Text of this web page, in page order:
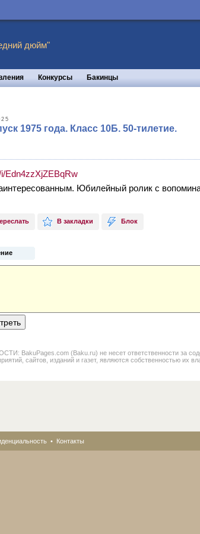
дюйм"
Конкурсы Бакинцы
1975 года. Класс 10Б. 50-тилетие.
Edn4zzXjZEBqRw
Юбилейный ролик с
В закладки Блок
BakuPages.com (Baku.ru) не несет ответственности за
сайтов, изданий и газет, являются собственностью их
• Контакты